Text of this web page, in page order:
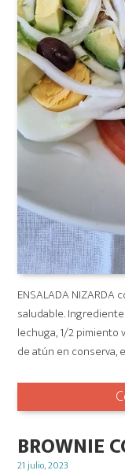
ENSALADA
saludable.
lechuga, 1/2 pimiento
de atún en conserva,
BROWNIE
Posted
21 julio, 2023